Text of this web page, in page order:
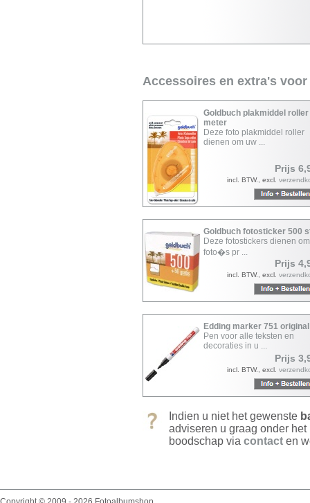
Accessoires en extra's
Goldbuch plakmiddel roller
meter
Deze foto plakmiddel roller
dienen om uw ...
Prijs
incl. BTW., excl.
Goldbuch fotosticker 500
Deze fotostickers dienen
foto�s pr ...
Prijs
incl. BTW., excl.
Edding marker 751 original
Pen voor alle teksten en
decoraties in u ...
Prijs
incl. BTW., excl.
Indien u niet het gewenste
adviseren u graag onder
boodschap via contact en